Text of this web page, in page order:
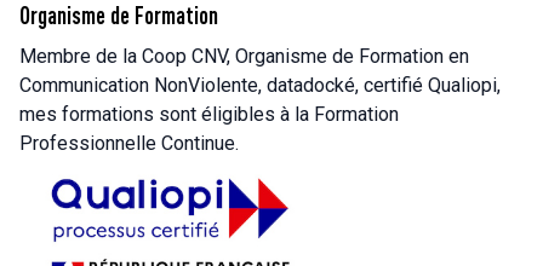
Organisme de Formation
Membre de la Coop CNV, Organisme de Formation en
Communication NonViolente, datadocké, certifié Qualiopi,
mes formations sont éligibles à la Formation
Professionnelle Continue.